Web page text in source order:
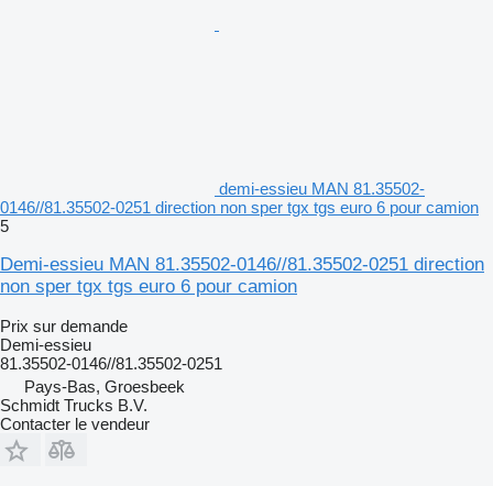
demi-essieu MAN 81.35502-
0146//81.35502-0251 direction non sper tgx tgs euro 6 pour camion
5
Demi-essieu MAN 81.35502-0146//81.35502-0251 direction
non sper tgx tgs euro 6 pour camion
Prix sur demande
Demi-essieu
81.35502-0146//81.35502-0251
Pays-Bas, Groesbeek
Schmidt Trucks B.V.
Contacter le vendeur